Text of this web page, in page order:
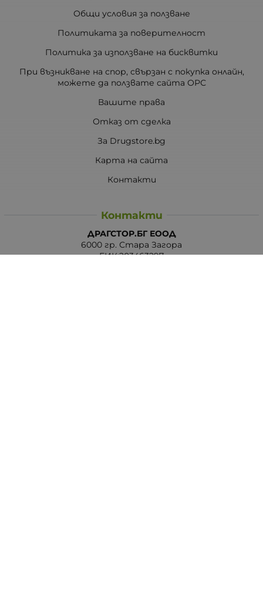
Общи условия за ползване
Политиката за поверителност
Политика за използване на бисквитки
При възникване на спор, свързан с покупка онлайн,
можете да ползвате сайта ОРС
Вашите права
Отказ от сделка
За Drugstore.bg
Карта на сайта
Контакти
Контакти
ДРАГСТОР.БГ ЕООД
6000 гр. Стара Загора
ЕИК:203463297